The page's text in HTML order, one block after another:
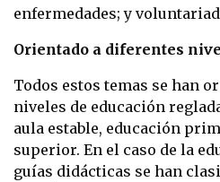
enfermedades; y
Orientado a diferentes
Todos estos temas se han
niveles de educación
aula estable, educación
superior. En el caso de la
guías didácticas se han